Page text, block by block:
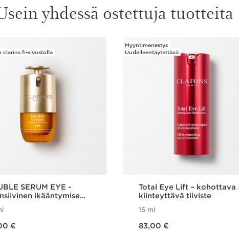
yhdessä ostettuja tuotteita
clarins.fi-sivustolla
SERUM EYE -
ikääntymisen
€
Myyntimenestys
Uudelleentäytettävä
Total Eye Lift – kohottava
kiinteyttävä tiiviste
15 ml
83,00 €